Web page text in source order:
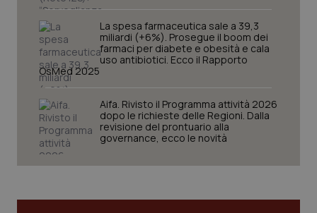
La spesa farmaceutica sale a 39,3
miliardi (+6%). Prosegue il boom dei
farmaci per diabete e obesità e cala
uso antibiotici. Ecco il Rapporto
OsMed 2025
Aifa. Rivisto il Programma attività 2026
dopo le richieste delle Regioni. Dalla
revisione del prontuario alla
governance, ecco le novità
Necessari Statistici Marketing
sito web abilitandone funzionalità di base quali la
navigazione sulle pagine e l'accesso alle aree
protette del sito. Il sito web non è in grado di
funzionare correttamente senza questi cookie.